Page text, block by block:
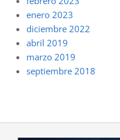
enero 2023
diciembre 2022
abril 2019
marzo 2019
septiembre 2018